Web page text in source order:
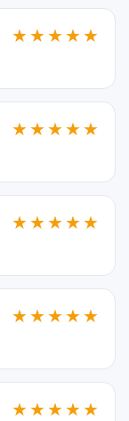
★★★★★
★★★★★
★★★★★
★★★★★
★★★★★